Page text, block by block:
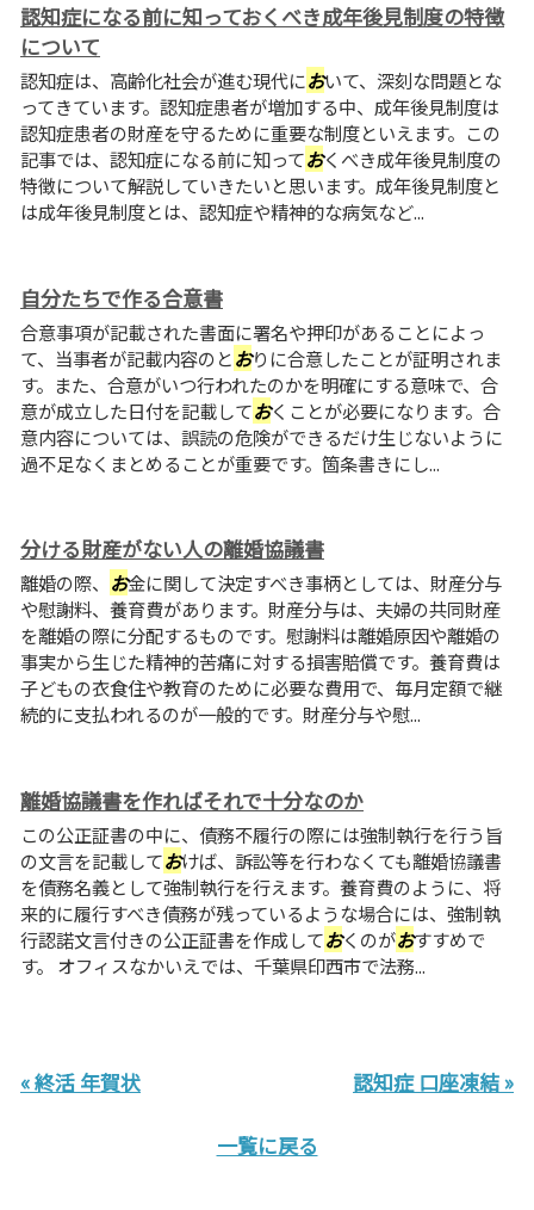
認知症になる前に知っておくべき成年後見制度の特徴
について
認知症は、高齢化社会が進む現代において、深刻な問題とな
ってきています。認知症患者が増加する中、成年後見制度は
認知症患者の財産を守るために重要な制度といえます。この
記事では、認知症になる前に知っておくべき成年後見制度の
特徴について解説していきたいと思います。成年後見制度と
は成年後見制度とは、認知症や精神的な病気など...
自分たちで作る合意書
合意事項が記載された書面に署名や押印があることによっ
て、当事者が記載内容のとおりに合意したことが証明されま
す。また、合意がいつ行われたのかを明確にする意味で、合
意が成立した日付を記載しておくことが必要になります。合
意内容については、誤読の危険ができるだけ生じないように
過不足なくまとめることが重要です。箇条書きにし...
分ける財産がない人の離婚協議書
離婚の際、 お金に関して決定すべき事柄としては、財産分与
や慰謝料、養育費があります。財産分与は、夫婦の共同財産
を離婚の際に分配するものです。慰謝料は離婚原因や離婚の
事実から生じた精神的苦痛に対する損害賠償です。養育費は
子どもの衣食住や教育のために必要な費用で、毎月定額で継
続的に支払われるのが一般的です。財産分与や慰...
離婚協議書を作ればそれで十分なのか
この公正証書の中に、債務不履行の際には強制執行を行う旨
の文言を記載しておけば、訴訟等を行わなくても離婚協議書
を債務名義として強制執行を行えます。養育費のように、将
来的に履行すべき債務が残っているような場合には、強制執
行認諾文言付きの公正証書を作成しておくのがおすすめで
す。 オフィスなかいえでは、千葉県印西市で法務...
« 終活 年賀状 認知症 口座凍結 »
一覧に戻る